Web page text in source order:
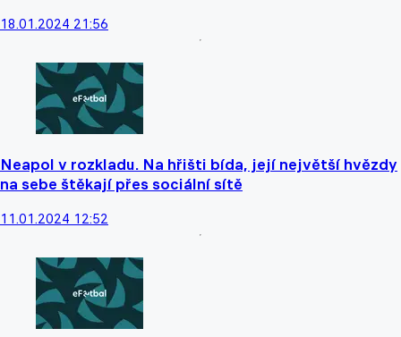
18.01.2024 21:56
Neapol v rozkladu. Na hřišti bída, její největší hvězdy
na sebe štěkají přes sociální sítě
11.01.2024 12:52